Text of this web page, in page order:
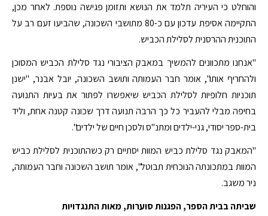
והוחלט כי העיריה תלמד את הנושא ותזומן פגישה נוספת. לאחר מכן,
התקיימה אסיפת עדכון עם כ-80 מתושבי השכונה, שהביעו זעם רב על
התוכנית ההרסנית לסלילת הכביש.
"אנחנו מתכוונים להמשיך במאבק הציבורי נגד סלילת הכביש המסוכן
ולהחריף אותו", אומר חבר העמותה ותושב השכונה, יובל אבנר, "ישנן
תוכניות חלופיות לסלילת הכביש שיאפשרו לפתור את בעיות התנועה
בחיפה מבלי להעביר כל כך הרבה תנועה דרך שכונה קטנה אחת, וליד
בית-ספר יסודי, גני-ילדים ומתנ"ס ולסכן חיים של ילדים".
"המאבק נגד סלילת כביש המוות יסתיים רק כשהתוכנית לסלילת כביש
המוות במתכונתה הנוכחית תבוטל", אומר תושב השכונה וחבר העמותה,
ניר משגב.
שביתה בבית הספר, הפגנות סוערות, מאות התנגדויות